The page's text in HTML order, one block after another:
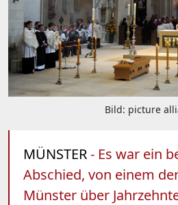
Bild: picture
MÜNSTER- Es war ein
Abschied, von einem
Münster über